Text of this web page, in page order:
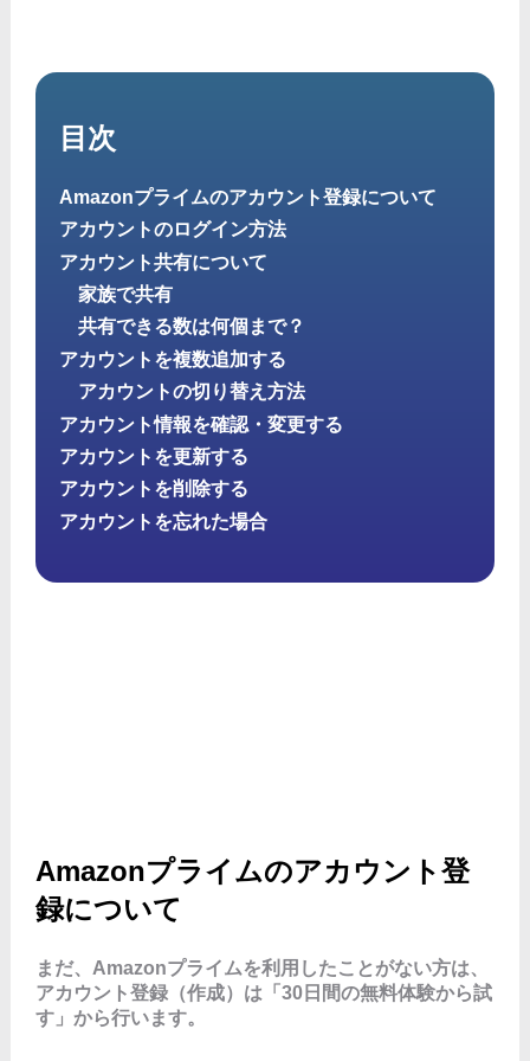
目次
Amazonプライムのアカウント登録について
アカウントのログイン方法
アカウント共有について
家族で共有
共有できる数は何個まで？
アカウントを複数追加する
アカウントの切り替え方法
アカウント情報を確認・変更する
アカウントを更新する
アカウントを削除する
アカウントを忘れた場合
Amazonプライムのアカウント登
録について
まだ、Amazonプライムを利用したことがない方は、
アカウント登録（作成）は「30日間の無料体験から試
す」から行います。